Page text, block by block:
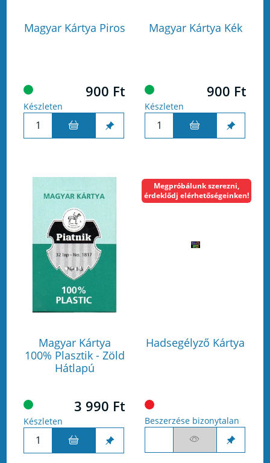
Magyar Kártya Piros
900 Ft
Készleten
Magyar Kártya Kék
900 Ft
Készleten
Magyar Kártya
100% Plasztik - Zöld
Hátlapú
3 990 Ft
Készleten
Hadsegélyző Kártya
Megpróbálunk szerezni,
érdeklődj elérhetőségeinken!
Beszerzése bizonytalan